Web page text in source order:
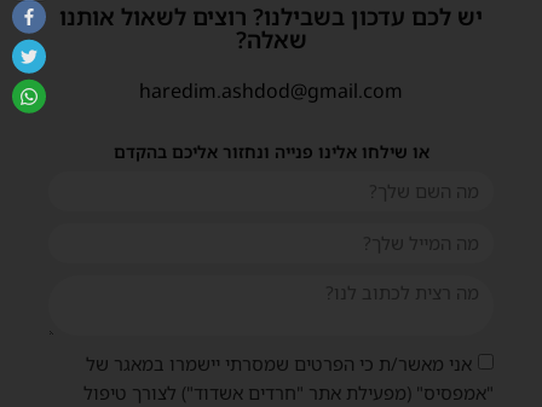
יש לכם עדכון בשבילנו? רוצים לשאול אותנו
שאלה?
haredim.ashdod@gmail.com
או שילחו אלינו פנייה ונחזור אליכם בהקדם
אני מאשר/ת כי הפרטים שמסרתי יישמרו במאגר של
"אמפסיס" (מפעילת אתר "חרדים אשדוד") לצורך טיפול